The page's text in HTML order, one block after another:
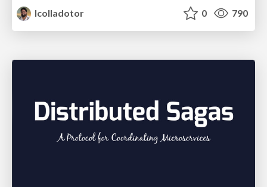
lcolladotor
0 790